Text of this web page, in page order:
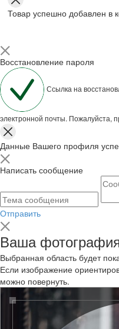
Товар успешно добавлен в
Восстановление пароля
Ссылка на
электронной почты. Пожалуйста,
Данные Вашего профиля
Написать сообщение
Отправить
Ваша
Выбранная область будет
Если изображение
можно повернуть.